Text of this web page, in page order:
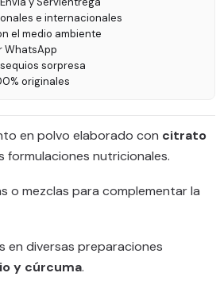
e internacionales
el medio ambiente
WhatsApp
sorpresa
originales
en polvo elaborado con citrato
formulaciones nutricionales.
o mezclas para complementar la
en diversas preparaciones
y cúrcuma.